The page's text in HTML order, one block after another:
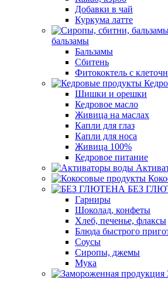
Добавки в чай
Куркума латте
бальзамы
Бальзамы
Сбитень
Фитококтель с
Шишки и орешки
Кедровое масло
Живица на маслах
Капли для глаз
Капли для носа
Живица 100%
Кедровое питание
БЕЗ
Гарниры
Шоколад, конфеты
Хлеб, печенье, флаксы
Блюда быстрого
Соусы
Сиропы, джемы
Мука